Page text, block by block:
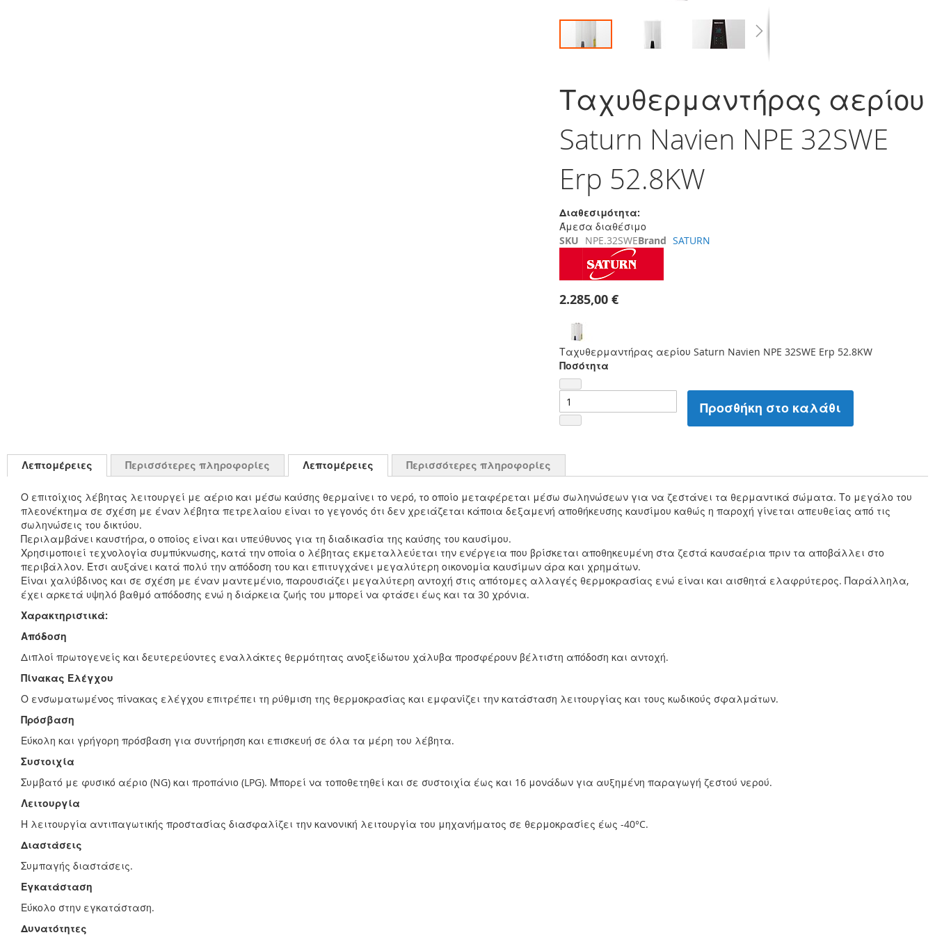
αρχή
της
εικόνων
Ταχυθερμαντήρας αερίου
Saturn Navien NPE 32SWE
Erp 52.8KW
Διαθεσιμότητα:
Άμεσα διαθέσιμο
SKU NPE.32SWEBrand SATURN
2.285,00 €
Ταχυθερμαντήρας αερίου Saturn Navien NPE 32SWE Erp 52.8KW
Ποσότητα
Προσθήκη στο καλάθι
Λεπτομέρειες Περισσότερες πληροφορίες Λεπτομέρειες
Ο επιτοίχιος λέβητας λειτουργεί με αέριο και μέσω καύσης θερμαίνει το νερό, το οποίο μεταφέρεται μέσω σωληνώσεων για να ζεστάνει τα θερμαντικά σώματα. Το μεγάλο του
πλεονέκτημα σε σχέση με έναν λέβητα πετρελαίου είναι το γεγονός ότι δεν χρειάζεται κάποια δεξαμενή αποθήκευσης καυσίμου καθώς η παροχή γίνεται απευθείας από τις
σωληνώσεις του δικτύου.
Περιλαμβάνει καυστήρα, ο οποίος είναι και υπεύθυνος για τη διαδικασία της καύσης του καυσίμου.
Χρησιμοποιεί τεχνολογία συμπύκνωσης, κατά την οποία ο λέβητας εκμεταλλεύεται την ενέργεια που βρίσκεται αποθηκευμένη στα ζεστά καυσαέρια πριν τα αποβάλλει στο
περιβάλλον. Έτσι αυξάνει κατά πολύ την απόδοση του και επιτυγχάνει μεγαλύτερη οικονομία καυσίμων άρα και χρημάτων.
Είναι χαλύβδινος και σε σχέση με έναν μαντεμένιο, παρουσιάζει μεγαλύτερη αντοχή στις απότομες αλλαγές θερμοκρασίας ενώ είναι και αισθητά ελαφρύτερος. Παράλληλα,
έχει αρκετά υψηλό βαθμό απόδοσης ενώ η διάρκεια ζωής του μπορεί να φτάσει έως και τα 30 χρόνια.
Χαρακτηριστικά:
Απόδοση
Διπλοί πρωτογενείς και δευτερεύοντες εναλλάκτες θερμότητας ανοξείδωτου χάλυβα προσφέρουν βέλτιστη απόδοση και αντοχή.
Πίνακας Ελέγχου
Ο ενσωματωμένος πίνακας ελέγχου επιτρέπει τη ρύθμιση της θερμοκρασίας και εμφανίζει την κατάσταση λειτουργίας και τους κωδικούς σφαλμάτων.
Πρόσβαση
Εύκολη και γρήγορη πρόσβαση για συντήρηση και επισκευή σε όλα τα μέρη του λέβητα.
Συστοιχία
Συμβατό με φυσικό αέριο (NG) και προπάνιο (LPG). Μπορεί να τοποθετηθεί και σε συστοιχία έως και 16 μονάδων για αυξημένη παραγωγή ζεστού νερού.
Λειτουργία
Η λειτουργία αντιπαγωτικής προστασίας διασφαλίζει την κανονική λειτουργία του μηχανήματος σε θερμοκρασίες έως -40°C.
Διαστάσεις
Συμπαγής διαστάσεις.
Εγκατάσταση
Εύκολο στην εγκατάσταση.
Δυνατότητες
Περισσότερες πληροφορίες